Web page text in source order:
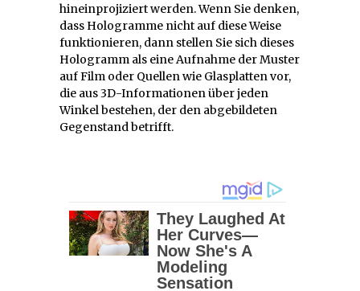
hineinprojiziert werden. Wenn Sie denken,
dass Hologramme nicht auf diese Weise
funktionieren, dann stellen Sie sich dieses
Hologramm als eine Aufnahme der Muster
auf Film oder Quellen wie Glasplatten vor,
die aus 3D-Informationen über jeden
Winkel bestehen, der den abgebildeten
Gegenstand betrifft.